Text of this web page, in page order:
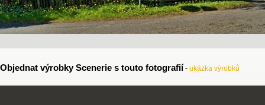
Objednat výrobky Scenerie s touto fotografií - ukázka výrobků